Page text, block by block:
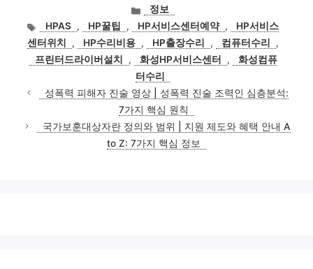
카
테
고
리
정보
태
그
HPAS , HP꿀팁 , HP서비스센터예약 ,
HP서비스
센터위치
, HP수리비용 , HP출장수리 , 컴퓨터수리
,
프린터드라이버설치
, 화성HP서비스센터 ,
화성컴퓨
터수리
성폭력 피해자 진술 영상 | 성폭력 진술 조력인 심층분석:
7가지 핵심 원칙
국가보훈대상자란 정의와 범위 | 지원 제도와 혜택 안내 A
to Z: 7가지 핵심 정보